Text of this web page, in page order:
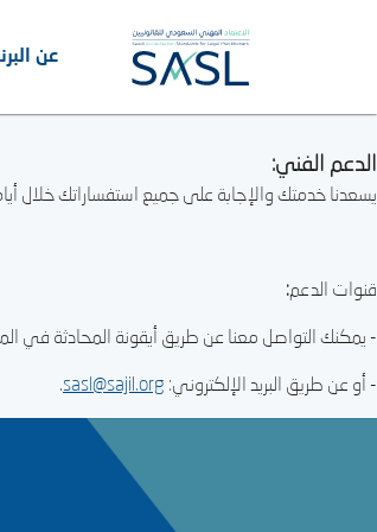
عن
الدعم الفني:
يسعدنا خدمتك والإجابة على جميع استفساراتك خلال أيام العمل من الأحد إلى الخميس، من الساعة 9 صباحًا إلى الساعة
قنوات الدعم:
- يمكنك التواصل معنا عن طريق أيقونة المحادثة في
- أو عن طريق البريد الإلكتروني: sasl@sajil.org
.